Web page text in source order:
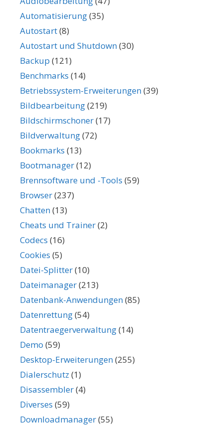
Automatisierung(35)
Autostart(8)
Autostart und Shutdown(30)
Backup (121)
Benchmarks (14)
Betriebssystem-Erweiterungen(39)
Bildbearbeitung(219)
Bildschirmschoner(17)
Bildverwaltung(72)
Bookmarks (13)
Bootmanager(12)
Brennsoftware und -Tools (59)
Browser(237)
Chatten(13)
Cheats und Trainer(2)
Codecs (16)
Cookies (5)
Datei-Splitter(10)
Dateimanager(213)
Datenbank-Anwendungen(85)
Datenrettung(54)
Datentraegerverwaltung(14)
Demo (59)
Desktop-Erweiterungen(255)
Dialerschutz (1)
Disassembler(4)
Diverses (59)
Downloadmanager(55)